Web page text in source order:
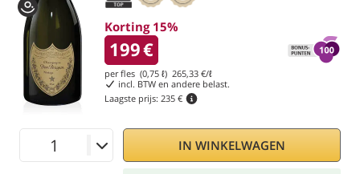
Korting 15%
199€
per fles (0,75 ℓ) 265,33 €/ℓ
incl. BTW en andere belast.
Laagste prijs: 235 €
IN WINKELWAGEN